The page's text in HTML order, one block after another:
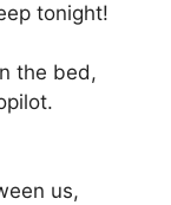
tonight!
the bed,
us,